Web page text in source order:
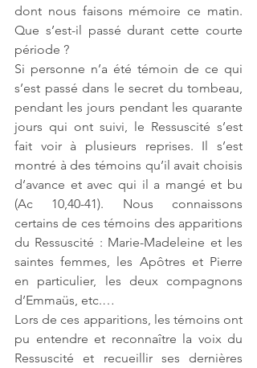
dont nous faisons mémoire ce matin.
Que s’est-il passé durant cette courte
période ?
Si personne n’a été témoin de ce qui
s’est passé dans le secret du tombeau,
pendant les jours pendant les quarante
jours qui ont suivi, le Ressuscité s’est
fait voir à plusieurs reprises. Il s’est
montré à des témoins qu’il avait choisis
d’avance et avec qui il a mangé et bu
(Ac 10,40-41). Nous connaissons
certains de ces témoins des apparitions
du Ressuscité : Marie-Madeleine et les
saintes femmes, les Apôtres et Pierre
en particulier, les deux compagnons
d’Emmaüs, etc.…
Lors de ces apparitions, les témoins ont
pu entendre et reconnaître la voix du
Ressuscité et recueillir ses dernières